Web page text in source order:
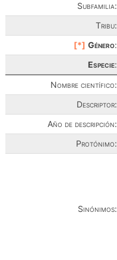
Subfamilia:
Tribu:
[*] Género:
Especie:
Nombre científico:
Descriptor:
Año de descripción:
Protónimo:
Sinónimos: